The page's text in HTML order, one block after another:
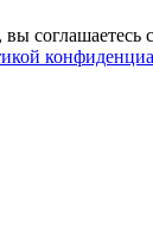
соглашаетесь с